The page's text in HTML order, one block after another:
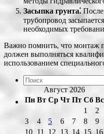
Засыпка грунта⁚
трубопровод
необходимых
Важно помнить, что монтаж
должен выполняться
использованием
Август 2026
Пн Вт Ср Чт Пт Сб Вс
1
2
3
4 5 6 7 8
9
10 11 12 13 14 15 16